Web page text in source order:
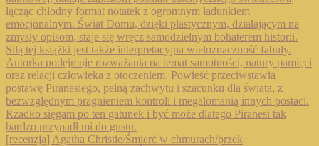
[recenzja] Agatha Christie/Śmierć w chmurach/przek